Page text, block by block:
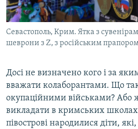
Севастополь, Крим. Ятка з
шеврони з Z, з російським
Досі не визначено кого і за
вважати колаборантами. Що
окупаційними військами?
викладати в кримських
півострові народилися діти,